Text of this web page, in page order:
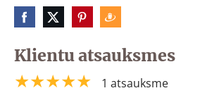
Klientu atsauksmes
★★★★★ 1 atsauksme